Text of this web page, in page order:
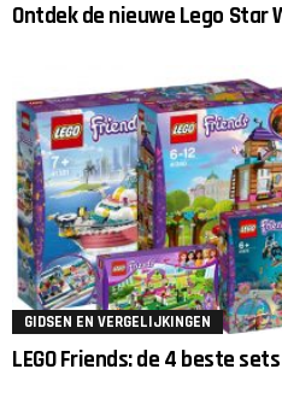
Ontdek de nieuwe Lego Star
GIDSEN EN VERGELIJKINGEN
LEGO Friends: de 4 beste